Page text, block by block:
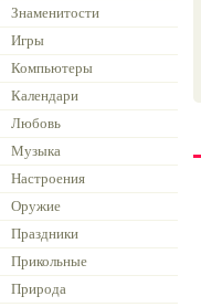
Знаменитости
Игры
Компьютеры
Календари
Любовь
Музыка
Настроения
Оружие
Праздники
Прикольные
Природа